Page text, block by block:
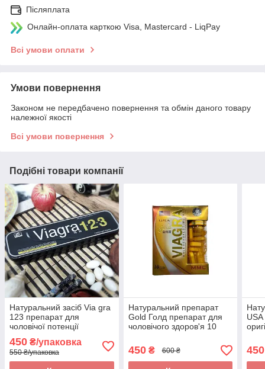
Післяплата
Онлайн-оплата карткою Visa, Mastercard - LiqPay
Всі умови оплати
Умови повернення
Законом не передбачено повернення та обмін даного товару
належної якості
Всі умови повернення
Подібні товари компанії
Натуральний засіб Via gra
123 препарат для
чоловічої потенції
оригінал
450 ₴/упаковка
550 ₴/упаковка
Натуральний препарат
Gold Голд препарат для
чоловічого здоров'я 10
450₴ 600 ₴ 450